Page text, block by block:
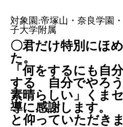
対象園:帝塚山・奈良学園
子大学附属
〇君だけ特別にほ
た。
「何をするにも自
する 自分でやろ
素晴らしい」くま
導に感謝します。
と仰っていただき